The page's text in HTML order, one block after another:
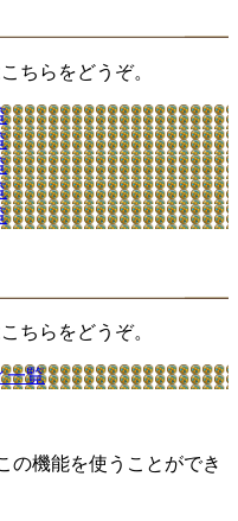
ちらをどうぞ。
ちらをどうぞ。
一覧
の機能を使うことができ